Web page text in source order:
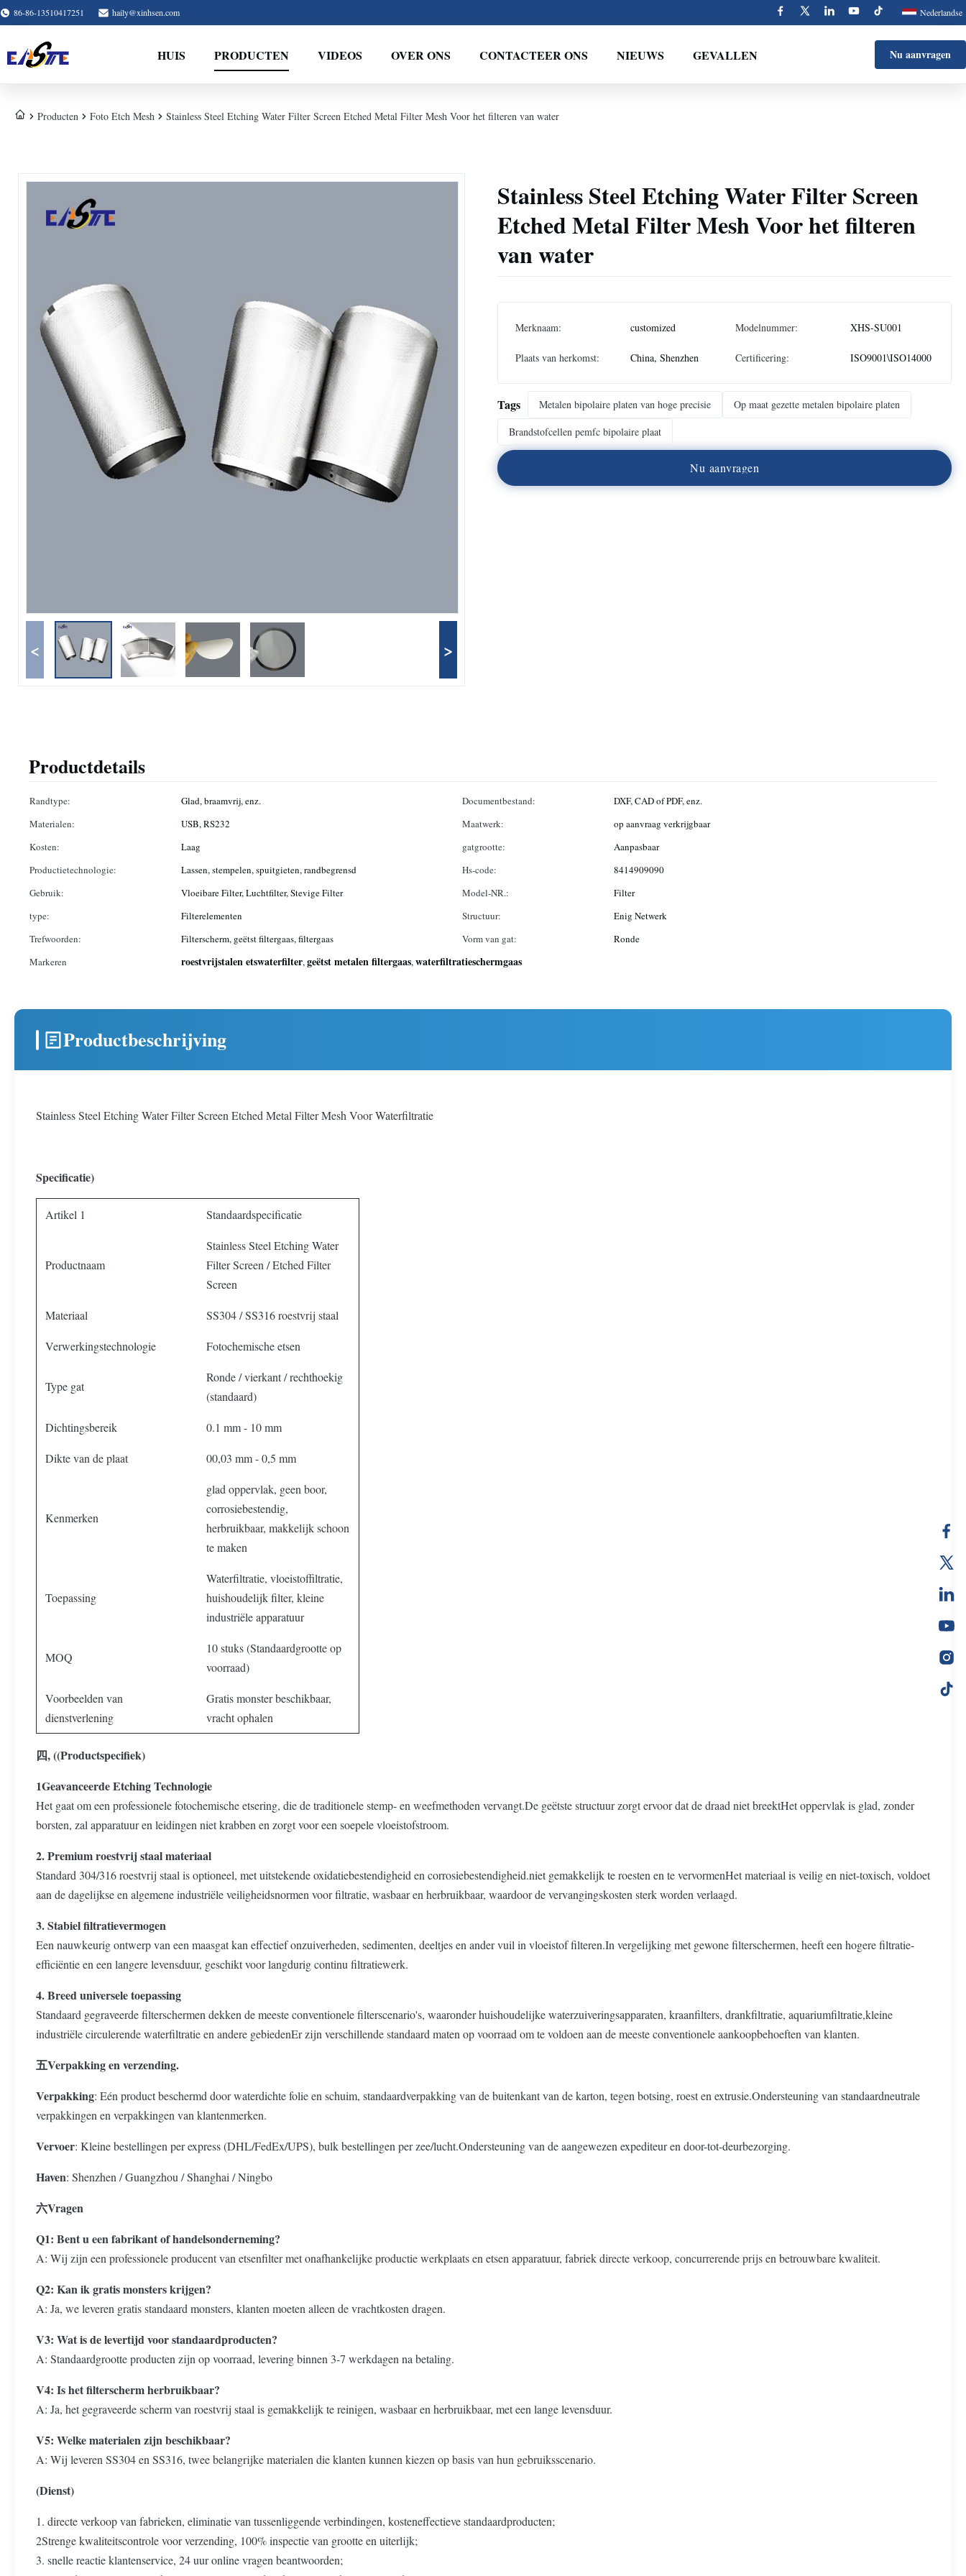
86-86-13510417251 haily@xinhsen.com Nederlandse
HUIS PRODUCTEN VIDEOS OVER ONS CONTACTEER ONS NIEUWS GEVALLEN Nu aanvragen
Producten Foto Etch Mesh Stainless Steel Etching Water Filter Screen Etched Metal Filter Mesh Voor het filteren van water
< >
Stainless Steel Etching Water Filter Screen
Etched Metal Filter Mesh Voor het filteren
van water
Merknaam: customized Modelnummer: XHS-SU001
Plaats van herkomst: China, Shenzhen Certificering: ISO9001\ISO14000
Tags Metalen bipolaire platen van hoge precisie
Op maat gezette metalen bipolaire platen
Brandstofcellen pemfc bipolaire plaat
Nu aanvragen
Productdetails
Randtype: Glad, braamvrij, enz. Documentbestand:
DXF, CAD of PDF, enz.
Materialen:
USB, RS232 Maatwerk:
op aanvraag verkrijgbaar
Kosten:
Laag gatgrootte:
Aanpasbaar
Productietechnologie:
Lassen, stempelen, spuitgieten, randbegrensd Hs-code:
8414909090
Gebruik:
Vloeibare Filter, Luchtfilter, Stevige Filter Model-NR.:
Filter
type:
Filterelementen Structuur:
Enig Netwerk
Trefwoorden:
Filterscherm, geëtst filtergaas, filtergaas Vorm van gat:
Ronde
Markeren
roestvrijstalen etswaterfilter,geëtst metalen filtergaas,waterfiltratieschermgaas
Productbeschrijving
Stainless Steel Etching Water Filter Screen Etched Metal Filter Mesh Voor Waterfiltratie
Specificatie)
Artikel 1 Standaardspecificatie
Productnaam
Stainless Steel Etching Water
Filter Screen / Etched Filter
Screen
Materiaal SS304 / SS316 roestvrij staal
Verwerkingstechnologie Fotochemische etsen
Type gat
Ronde / vierkant / rechthoekig
(standaard)
Dichtingsbereik 0.1 mm - 10 mm
Dikte van de plaat 00,03 mm - 0,5 mm
Kenmerken
glad oppervlak, geen boor,
corrosiebestendig,
herbruikbaar, makkelijk schoon
te maken
Toepassing
Waterfiltratie, vloeistoffiltratie,
huishoudelijk filter, kleine
industriële apparatuur
MOQ
10 stuks (Standaardgrootte op
voorraad)
Voorbeelden van
dienstverlening
Gratis monster beschikbaar,
vracht ophalen
四, ((Productspecifiek)
1Geavanceerde Etching Technologie
Het gaat om een professionele fotochemische etsering, die de traditionele stemp- en weefmethoden vervangt.De geëtste structuur zorgt ervoor dat de draad niet breektHet oppervlak is glad, zonder
borsten, zal apparatuur en leidingen niet krabben en zorgt voor een soepele vloeistofstroom.
2. Premium roestvrij staal materiaal
Standard 304/316 roestvrij staal is optioneel, met uitstekende oxidatiebestendigheid en corrosiebestendigheid.niet gemakkelijk te roesten en te vervormenHet materiaal is veilig en niet-toxisch, voldoet
aan de dagelijkse en algemene industriële veiligheidsnormen voor filtratie, wasbaar en herbruikbaar, waardoor de vervangingskosten sterk worden verlaagd.
3. Stabiel filtratievermogen
Een nauwkeurig ontwerp van een maasgat kan effectief onzuiverheden, sedimenten, deeltjes en ander vuil in vloeistof filteren.In vergelijking met gewone filterschermen, heeft een hogere filtratie-
efficiëntie en een langere levensduur, geschikt voor langdurig continu filtratiewerk.
4. Breed universele toepassing
Standaard gegraveerde filterschermen dekken de meeste conventionele filterscenario's, waaronder huishoudelijke waterzuiveringsapparaten, kraanfilters, drankfiltratie, aquariumfiltratie,kleine
industriële circulerende waterfiltratie en andere gebiedenEr zijn verschillende standaard maten op voorraad om te voldoen aan de meeste conventionele aankoopbehoeften van klanten.
五Verpakking en verzending.
Verpakking: Eén product beschermd door waterdichte folie en schuim, standaardverpakking van de buitenkant van de karton, tegen botsing, roest en extrusie.Ondersteuning van standaardneutrale
verpakkingen en verpakkingen van klantenmerken.
Vervoer: Kleine bestellingen per express (DHL/FedEx/UPS), bulk bestellingen per zee/lucht.Ondersteuning van de aangewezen expediteur en door-tot-deurbezorging.
Haven: Shenzhen / Guangzhou / Shanghai / Ningbo
六Vragen
Q1: Bent u een fabrikant of handelsonderneming?
A: Wij zijn een professionele producent van etsenfilter met onafhankelijke productie werkplaats en etsen apparatuur, fabriek directe verkoop, concurrerende prijs en betrouwbare kwaliteit.
Q2: Kan ik gratis monsters krijgen?
A: Ja, we leveren gratis standaard monsters, klanten moeten alleen de vrachtkosten dragen.
V3: Wat is de levertijd voor standaardproducten?
A: Standaardgrootte producten zijn op voorraad, levering binnen 3-7 werkdagen na betaling.
V4: Is het filterscherm herbruikbaar?
A: Ja, het gegraveerde scherm van roestvrij staal is gemakkelijk te reinigen, wasbaar en herbruikbaar, met een lange levensduur.
V5: Welke materialen zijn beschikbaar?
A: Wij leveren SS304 en SS316, twee belangrijke materialen die klanten kunnen kiezen op basis van hun gebruiksscenario.
(Dienst)
1. directe verkoop van fabrieken, eliminatie van tussenliggende verbindingen, kosteneffectieve standaardproducten;
2Strenge kwaliteitscontrole voor verzending, 100% inspectie van grootte en uiterlijk;
3. snelle reactie klantenservice, 24 uur online vragen beantwoorden;